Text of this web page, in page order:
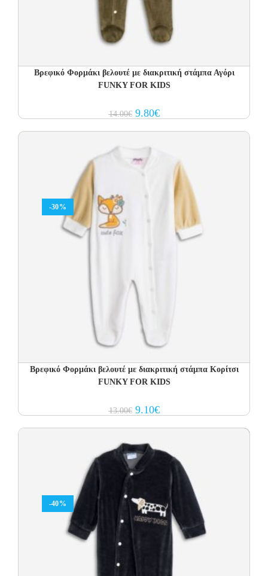
Βρεφικό Φορμάκι βελουτέ με διακριτική στάμπα Αγόρι
FUNKY FOR KIDS
14.00€ Original
price
9.80€Current
price
-30%
Βρεφικό Φορμάκι βελουτέ με διακριτική στάμπα Κορίτσι
FUNKY FOR KIDS
13.00€ Original
price
9.10€Current
price
-40%